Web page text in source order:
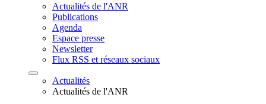
Actualités de l'ANR
Publications
Agenda
Espace presse
Newsletter
Flux RSS et réseaux sociaux
Actualités
Actualités de l'ANR